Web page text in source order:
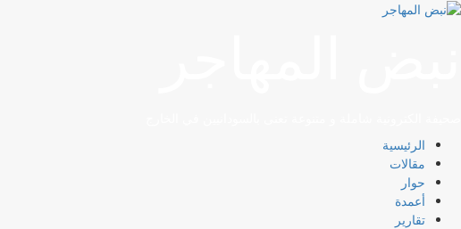
الرئيسية
مقالات
حوار
أعمدة
تقارير